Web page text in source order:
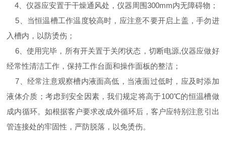
4、仪器应安置于干燥通风处，仪器周围300mm内无障碍物；
5、当恒温槽工作温度较高时，应注意不要开启上盖，手勿进
入槽内，以防烫伤；
6、使用完毕，所有开关置于关闭状态，切断电源,仪器应做好
经常性清洁工作，保持工作台面和操作面板的整洁；
7、经常注意观察槽内液面高低，当液面过低时，应及时添加
液体介质；考虑到安全因素，我们规定将高于100℃的恒温槽做
成内循环。如根据客户要求改成外循环后，客户应特别注意引出
管连接处的牢固性，严防脱落，以免烫伤。